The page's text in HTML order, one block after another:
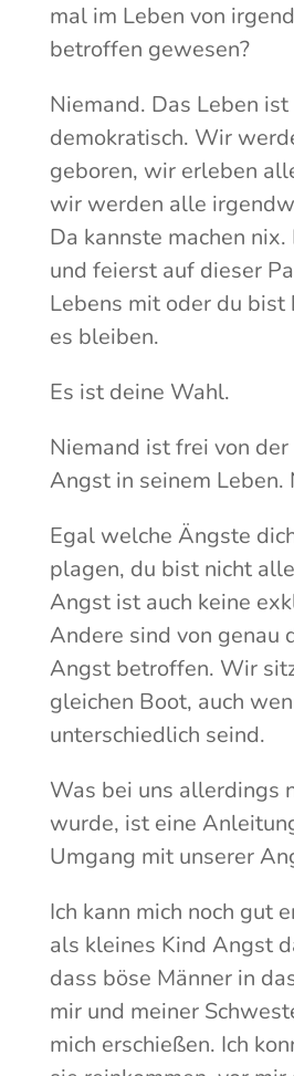
mal im Leben von
betroffen gewesen?
Niemand. Das Leben
demokratisch. Wir
geboren, wir erleben
wir werden alle
Da kannste machen
und feierst auf dieser
Lebens mit oder du bist
es bleiben.
Es ist deine Wahl.
Niemand ist frei von
Angst in seinem Leben.
Egal welche Ängste
plagen, du bist nicht
Angst ist auch keine
Andere sind von genau
Angst betroffen. Wir
gleichen Boot, auch
unterschiedlich seind.
Was bei uns allerdings
wurde, ist eine
Umgang mit unserer
Ich kann mich noch gut
als kleines Kind Angst
dass böse Männer in
mir und meiner
mich erschießen. Ich